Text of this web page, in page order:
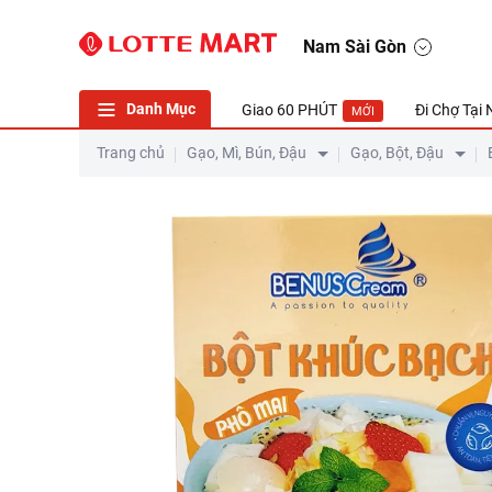
Nam Sài Gòn
Danh Mục Giao 60 PHÚT MỚI Đi Chợ Tại
Trang chủ Gạo, Mì, Bún, Đậu Gạo, Bột, Đậu